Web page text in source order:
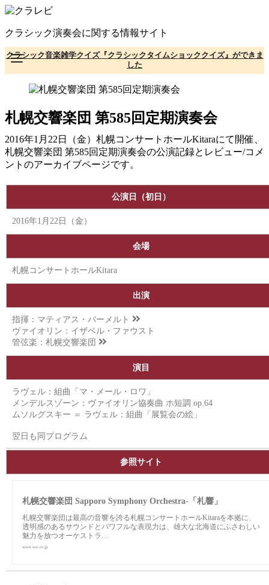
コ
テ
ン
ツ
へ
クラシック演奏会に関する情報サイト
クラシック音楽雑学クイズ『クラシックタイムショッククイズ』ができま
した
札幌交響楽団 第585回定期演奏会
2016年1月22日（金）札幌コンサートホールKitaraにて開催、
札幌交響楽団 第585回定期演奏会の公演記録とレビュー/コメ
ントのアーカイブページです。
公演日（初日）
2016年1月22日（金）
会場
札幌コンサートホールKitara
出演
指揮： マティアス・バーメルト
ヴァイオリン：イザベル・ファウスト
管弦楽： 札幌交響楽団
演目
ラヴェル：組曲「マ・メール・ロワ」
メンデルスゾーン：ヴァイオリン協奏曲 ホ短調 op.64
ムソルグスキー ＝ ラヴェル：組曲「展覧会の絵」
翌日も同プログラム
参照サイト
札幌交響楽団 Sapporo Symphony Orchestra-「札響」
札幌交響楽団は最高の音響を誇る札幌コンサートホールKitaraを本拠に、
透明感のあるサウンドとパワフルな表現力は、雄大な北海道にふさわしい
魅力を放つオーケストラ…
www.sso.or.jp